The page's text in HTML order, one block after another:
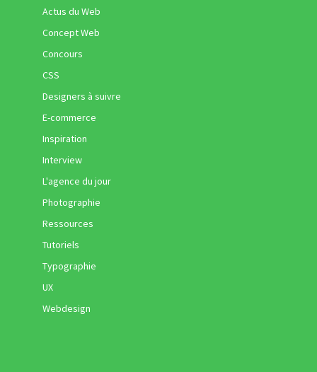
Actus du Web
Concept Web
Concours
CSS
Designers à suivre
E-commerce
Inspiration
Interview
L'agence du jour
Photographie
Ressources
Tutoriels
Typographie
UX
Webdesign